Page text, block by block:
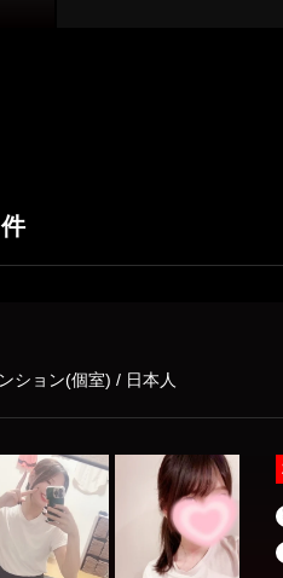
ション(個室) / 日本人
あかすり